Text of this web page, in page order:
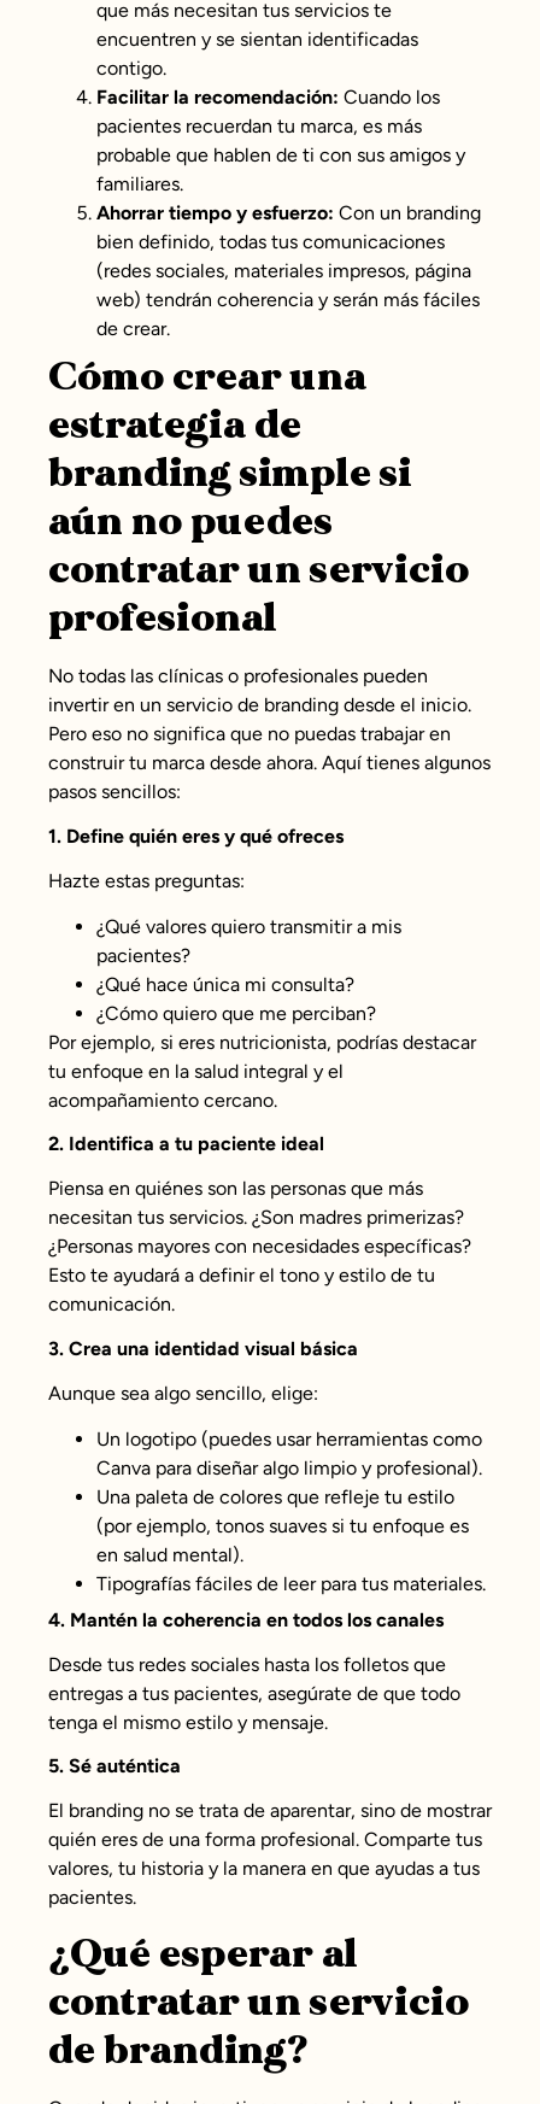
que más necesitan tus servicios te
encuentren y se sientan identificadas
contigo.
Facilitar la recomendación: Cuando los
pacientes recuerdan tu marca, es más
probable que hablen de ti con sus amigos y
familiares.
Ahorrar tiempo y esfuerzo: Con un branding
bien definido, todas tus comunicaciones
(redes sociales, materiales impresos, página
web) tendrán coherencia y serán más fáciles
de crear.
Cómo crear una
estrategia de
branding simple si
aún no puedes
contratar un servicio
profesional
No todas las clínicas o profesionales pueden
invertir en un servicio de branding desde el inicio.
Pero eso no significa que no puedas trabajar en
construir tu marca desde ahora. Aquí tienes algunos
pasos sencillos:
1. Define quién eres y qué ofreces
Hazte estas preguntas:
¿Qué valores quiero transmitir a mis
pacientes?
¿Qué hace única mi consulta?
¿Cómo quiero que me perciban?
Por ejemplo, si eres nutricionista, podrías destacar
tu enfoque en la salud integral y el
acompañamiento cercano.
2. Identifica a tu paciente ideal
Piensa en quiénes son las personas que más
necesitan tus servicios. ¿Son madres primerizas?
¿Personas mayores con necesidades específicas?
Esto te ayudará a definir el tono y estilo de tu
comunicación.
3. Crea una identidad visual básica
Aunque sea algo sencillo, elige:
Un logotipo (puedes usar herramientas como
Canva para diseñar algo limpio y profesional).
Una paleta de colores que refleje tu estilo
(por ejemplo, tonos suaves si tu enfoque es
en salud mental).
Tipografías fáciles de leer para tus materiales.
4. Mantén la coherencia en todos los canales
Desde tus redes sociales hasta los folletos que
entregas a tus pacientes, asegúrate de que todo
tenga el mismo estilo y mensaje.
5. Sé auténtica
El branding no se trata de aparentar, sino de mostrar
quién eres de una forma profesional. Comparte tus
valores, tu historia y la manera en que ayudas a tus
pacientes.
¿Qué esperar al
contratar un servicio
de branding?